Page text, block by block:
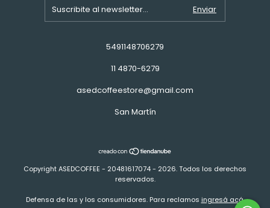
5491148706279
11 4870-6279
asedcoffeestore@gmail.com
San Martín
Copyright ASEDCOFFEE - 20481617074 - 2026. Todos los derechos
reservados.
Defensa de las y los consumidores. Para reclamos ingresá acá.